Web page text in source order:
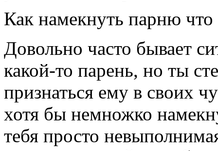
Как намекнуть парню что
Довольно часто бывает
какой-то парень, но ты
признаться ему в своих
хотя бы немножко
тебя просто